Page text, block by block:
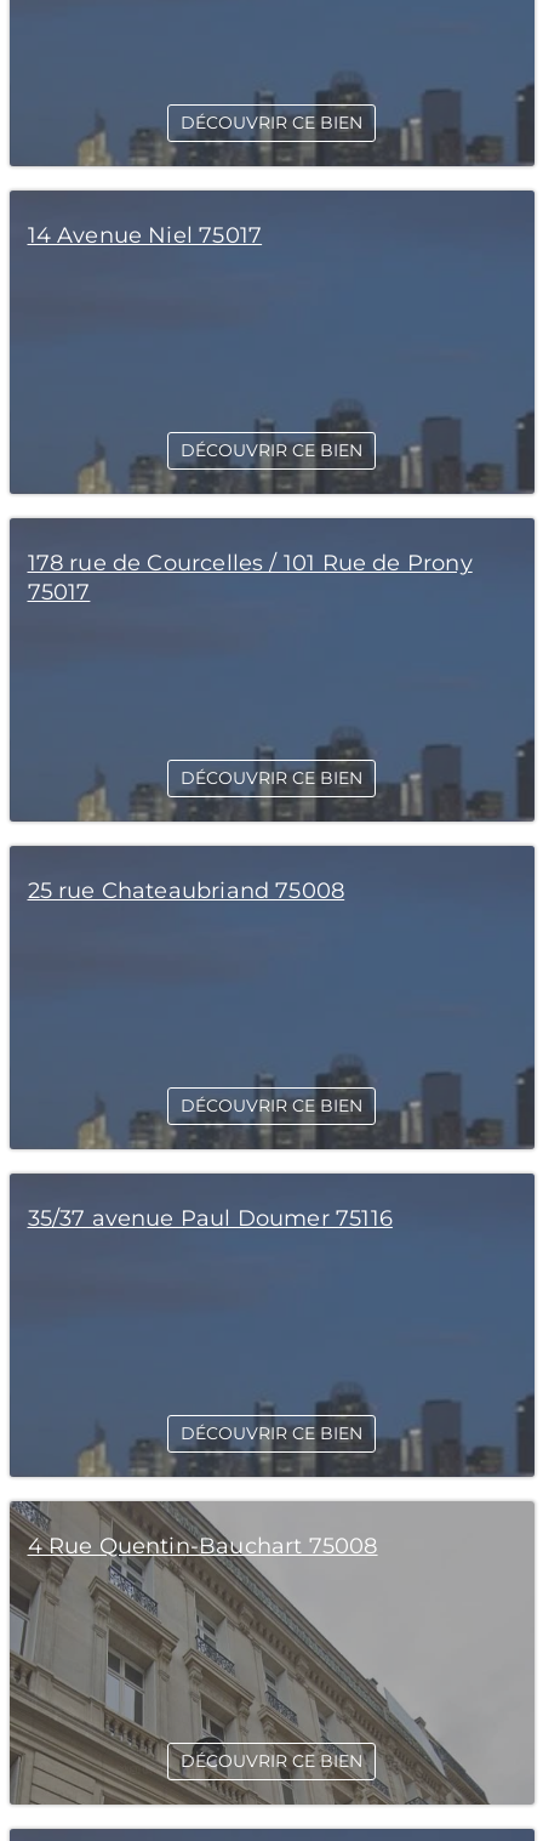
DÉCOUVRIR CE BIEN
14 Avenue Niel 75017
DÉCOUVRIR CE BIEN
178 rue de Courcelles / 101 Rue de Prony
75017
DÉCOUVRIR CE BIEN
25 rue Chateaubriand 75008
DÉCOUVRIR CE BIEN
35/37 avenue Paul Doumer 75116
DÉCOUVRIR CE BIEN
4 Rue Quentin-Bauchart 75008
DÉCOUVRIR CE BIEN